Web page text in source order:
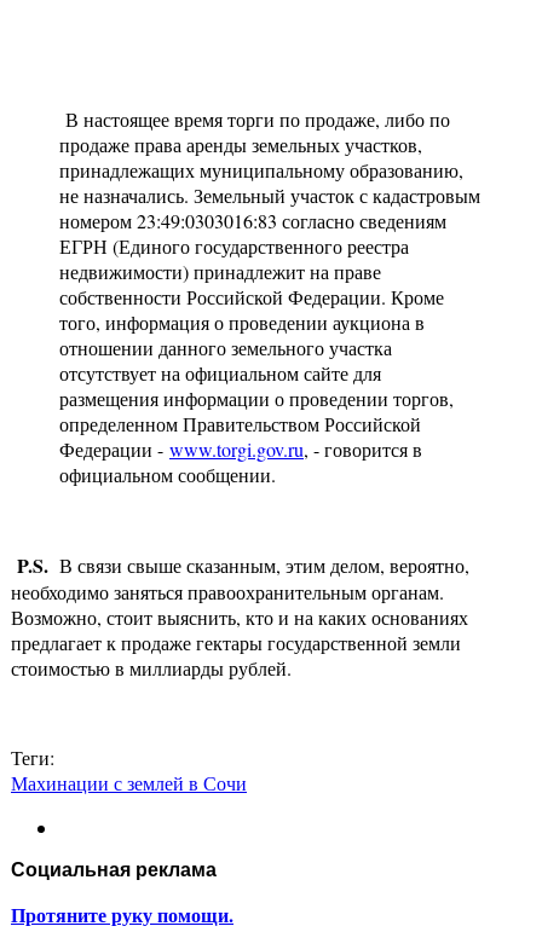
В настоящее время торги по продаже, либо по
продаже права аренды земельных участков,
принадлежащих муниципальному образованию,
не назначались. Земельный участок с кадастровым
номером 23:49:0303016:83 согласно сведениям
ЕГРН (Единого государственного реестра
недвижимости) принадлежит на праве
собственности Российской Федерации. Кроме
того, информация о проведении аукциона в
отношении данного земельного участка
отсутствует на официальном сайте для
размещения информации о проведении торгов,
определенном Правительством Российской
Федерации - www.torgi.gov.ru, - говорится в
официальном сообщении.
P.S. В связи свыше сказанным, этим делом, вероятно,
необходимо заняться правоохранительным органам.
Возможно, стоит выяснить, кто и на каких основаниях
предлагает к продаже гектары государственной земли
стоимостью в миллиарды рублей.
Теги:
Махинации с землей в Сочи
Социальная реклама
Протяните руку помощи.